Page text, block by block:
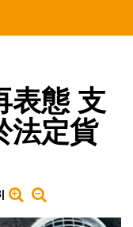
表態 支
法定貨
|